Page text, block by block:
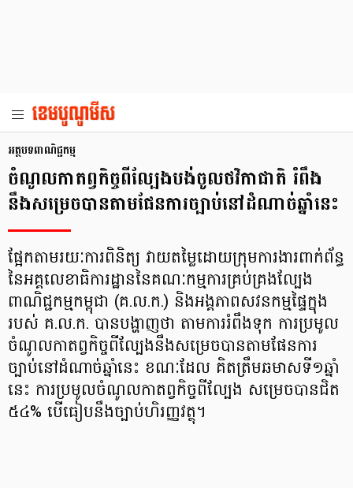
អត្ថបទពាណិជ្ជកម្ម
ចំណូលកាតព្វកិច្ចពីល្បែងបង់ចូលថវិកាជាតិ រំពឹង
នឹងសម្រេចបានតាមផែនការច្បាប់នៅដំណាច់ឆ្នាំនេះ
ផ្អែកតាមរយៈការពិនិត្យ វាយតម្លៃដោយក្រុមការងារពាក់ព័ន្ធ
នៃអគ្គលេខាធិការដ្ឋាននៃគណៈកម្មការគ្រប់គ្រងល្បែង
ពាណិជ្ជកម្មកម្ពុជា (គ.ល.ក.) និងអង្គភាពសវនកម្មផ្ទៃក្នុង
របស់ គ.ល.ក. បានបង្ហាញថា តាមការរំពឹងទុក ការប្រមូល
ចំណូលកាតព្វកិច្ចពីល្បែងនឹងសម្រេចបានតាមផែនការ
ច្បាប់នៅដំណាច់ឆ្នាំនេះ ខណៈដែល គិតត្រឹមឆមាសទី១ឆ្នាំ
នេះ ការប្រមូលចំណូលកាតព្វកិច្ចពីល្បែង សម្រេចបានជិត
៥៤% បើធៀបនឹងច្បាប់ហិរញ្ញវត្ថុ។